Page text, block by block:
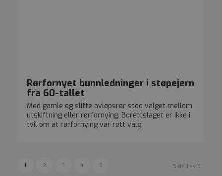
Rørfornyet bunnledninger i støpejern
fra 60-tallet
Med gamle og slitte avløpsrør stod valget mellom
utskiftning eller rørfornying. Borettslaget er ikke i
tvil om at rørfornying var rett valg!
Side 1 av 5
1 2 3 4 5